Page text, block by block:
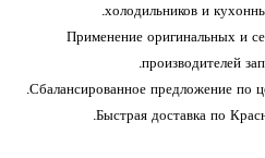
холодильников и
Применение оригинальных и
производителей
Сбалансированное предложение по
Быстрая доставка по